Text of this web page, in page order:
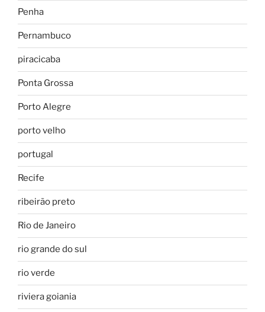
Penha
Pernambuco
piracicaba
Ponta Grossa
Porto Alegre
porto velho
portugal
Recife
ribeirão preto
Rio de Janeiro
rio grande do sul
rio verde
riviera goiania